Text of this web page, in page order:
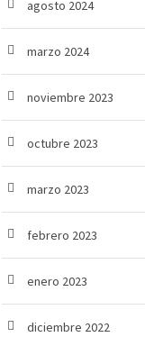
agosto 2024
marzo 2024
noviembre 2023
octubre 2023
marzo 2023
febrero 2023
enero 2023
diciembre 2022